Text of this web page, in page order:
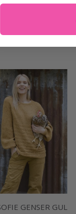
GENSER GUL